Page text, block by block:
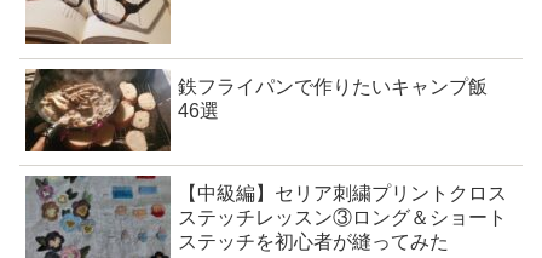
鉄フライパンで作りたいキャンプ飯
46選
【中級編】セリア刺繍プリントクロス
ステッチレッスン③ロング＆ショート
ステッチを初心者が縫ってみた